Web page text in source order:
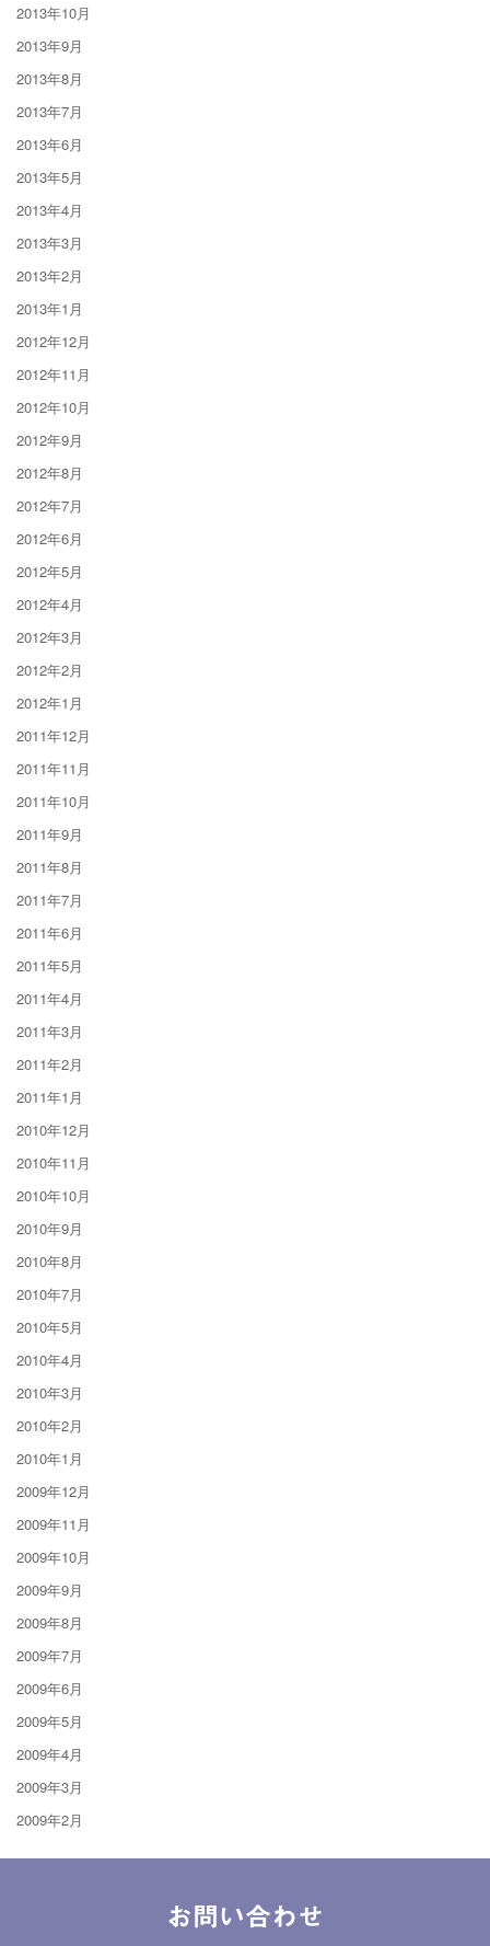
2013年10月
2013年9月
2013年8月
2013年7月
2013年6月
2013年5月
2013年4月
2013年3月
2013年2月
2013年1月
2012年12月
2012年11月
2012年10月
2012年9月
2012年8月
2012年7月
2012年6月
2012年5月
2012年4月
2012年3月
2012年2月
2012年1月
2011年12月
2011年11月
2011年10月
2011年9月
2011年8月
2011年7月
2011年6月
2011年5月
2011年4月
2011年3月
2011年2月
2011年1月
2010年12月
2010年11月
2010年10月
2010年9月
2010年8月
2010年7月
2010年5月
2010年4月
2010年3月
2010年2月
2010年1月
2009年12月
2009年11月
2009年10月
2009年9月
2009年8月
2009年7月
2009年6月
2009年5月
2009年4月
2009年3月
2009年2月
お問い合わせ